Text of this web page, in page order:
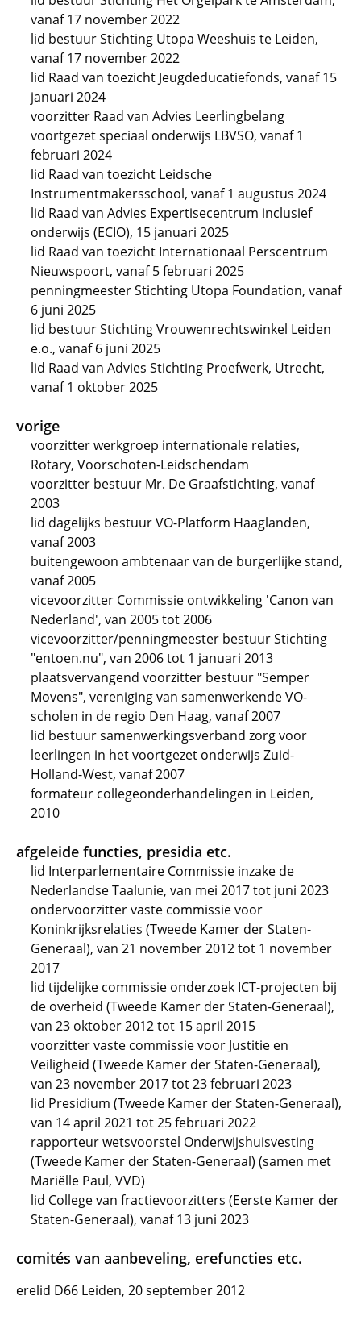
vanaf 17 november 2022
lid bestuur Stichting Utopa Weeshuis te Leiden,
vanaf 17 november 2022
lid Raad van toezicht Jeugdeducatiefonds, vanaf 15
januari 2024
voorzitter Raad van Advies Leerlingbelang
voortgezet speciaal onderwijs LBVSO, vanaf 1
februari 2024
lid Raad van toezicht Leidsche
Instrumentmakersschool, vanaf 1 augustus 2024
lid Raad van Advies Expertisecentrum inclusief
onderwijs (ECIO), 15 januari 2025
lid Raad van toezicht Internationaal Perscentrum
Nieuwspoort, vanaf 5 februari 2025
penningmeester Stichting Utopa Foundation, vanaf
6 juni 2025
lid bestuur Stichting Vrouwenrechtswinkel Leiden
e.o., vanaf 6 juni 2025
lid Raad van Advies Stichting Proefwerk, Utrecht,
vanaf 1 oktober 2025
vorige
voorzitter werkgroep internationale relaties,
Rotary, Voorschoten-Leidschendam
voorzitter bestuur Mr. De Graafstichting, vanaf
2003
lid dagelijks bestuur VO-Platform Haaglanden,
vanaf 2003
buitengewoon ambtenaar van de burgerlijke stand,
vanaf 2005
vicevoorzitter Commissie ontwikkeling 'Canon van
Nederland', van 2005 tot 2006
vicevoorzitter/penningmeester bestuur Stichting
"entoen.nu", van 2006 tot 1 januari 2013
plaatsvervangend voorzitter bestuur "Semper
Movens", vereniging van samenwerkende VO-
scholen in de regio Den Haag, vanaf 2007
lid bestuur samenwerkingsverband zorg voor
leerlingen in het voortgezet onderwijs Zuid-
Holland-West, vanaf 2007
formateur collegeonderhandelingen in Leiden,
2010
afgeleide functies, presidia etc.
lid Interparlementaire Commissie inzake de
Nederlandse Taalunie, van mei 2017 tot juni 2023
ondervoorzitter vaste commissie voor
Koninkrijksrelaties (Tweede Kamer der Staten-
Generaal), van 21 november 2012 tot 1 november
2017
lid tijdelijke commissie onderzoek ICT-projecten bij
de overheid (Tweede Kamer der Staten-Generaal),
van 23 oktober 2012 tot 15 april 2015
voorzitter vaste commissie voor Justitie en
Veiligheid (Tweede Kamer der Staten-Generaal),
van 23 november 2017 tot 23 februari 2023
lid Presidium (Tweede Kamer der Staten-Generaal),
van 14 april 2021 tot 25 februari 2022
rapporteur wetsvoorstel Onderwijshuisvesting
(Tweede Kamer der Staten-Generaal) (samen met
Mariëlle Paul, VVD)
lid College van fractievoorzitters (Eerste Kamer der
Staten-Generaal), vanaf 13 juni 2023
comités van aanbeveling, erefuncties etc.
erelid D66 Leiden, 20 september 2012